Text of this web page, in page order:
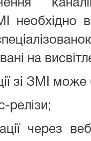
необхідно
на
зі ЗМІ
релізи;
через